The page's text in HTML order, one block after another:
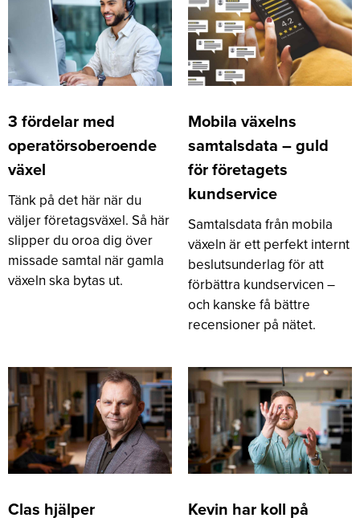
3 fördelar med
operatörsoberoende
växel
Tänk på det här när du
väljer företagsväxel. Så här
slipper du oroa dig över
missade samtal när gamla
växeln ska bytas ut.
Mobila växelns
samtalsdata – guld
för företagets
kundservice
Samtalsdata från mobila
växeln är ett perfekt internt
beslutsunderlag för att
förbättra kundservicen –
och kanske få bättre
recensioner på nätet.
Clas hjälper
Kevin har koll på